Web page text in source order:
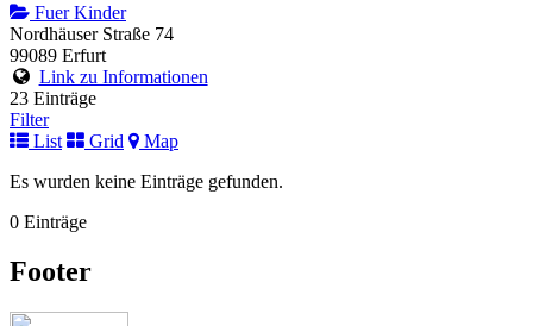
Fuer Kinder
Nordhäuser Straße 74
99089 Erfurt
Link zu Informationen
23 Einträge
Filter
List
Grid
Map
Es wurden keine Einträge gefunden.
0 Einträge
Footer